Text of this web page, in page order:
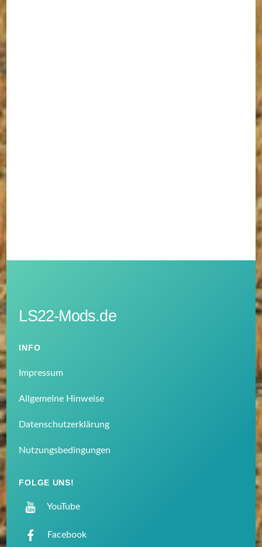
LS22-Mods.de
INFO
Impressum
Allgemeine Hinweise
Datenschutzerklärung
Nutzungsbedingungen
FOLGE UNS!
YouTube
Facebook